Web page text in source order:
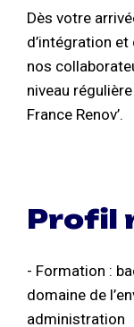
Dès votre
d’intégration
nos
niveau
France Renov’.
Profil
- Formation :
domaine de
administration